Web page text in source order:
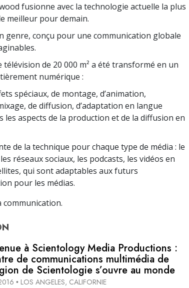
fusionne avec la technologie actuelle la plus
meilleur pour demain.
genre, conçu pour une communication globale
de 20 000 m² a été transformé en un
numérique :
spéciaux, de montage, d’animation,
de diffusion, d’adaptation en langue
aspects de la production et de la diffusion en
de la technique pour chaque type de média : le
réseaux sociaux, les podcasts, les vidéos en
qui sont adaptables aux futurs
pour les médias.
communication.
à Scientology Media Productions :
de communications multimédia de
de Scientologie s’ouvre au monde
• LOS ANGELES, CALIFORNIE